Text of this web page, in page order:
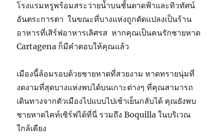
โรงแรมหรูพร้อมสระว่ายน้ำบนชั้นดาดฟ้าและทิวทัศน์
อันตระการตา ในขณะที่บางแห่งถูกดัดแปลงเป็นร้าน
อาหารที่เสิร์ฟอาหารเลิศรส หากคุณเป็นคนรักชายหาด
Cartagena ก็มีคำตอบให้คุณแล้ว
เมืองนี้ล้อมรอบด้วยชายหาดที่สวยงาม หาดทรายนุ่มที่
งดงามที่สุดบางแห่งพบได้บนเกาะต่างๆ ที่คุณสามารถ
เดินทางจากตัวเมืองไปแบบไปเช้าเย็นกลับได้ คุณยังพบ
ชายหาดไคท์เซิร์ฟได้ที่นี่ รวมถึง Boquilla ในบริเวณ
ใกล้เคียง